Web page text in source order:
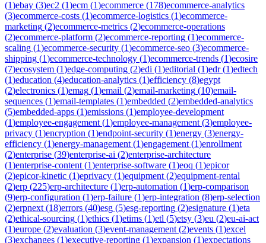
(1)ebay (3)ec2 (1)ecm (1)ecommerce (178)ecommerce-analytics
(3)ecommerce-costs (1)ecommerce-logistics (1)ecommerce-
marketing (2)ecommerce-metrics (2)ecommerce-operations
(2)ecommerce-platform (2)ecommerce-reporting (1)ecommerce-
scaling (1)ecommerce-security (1)ecommerce-seo (3)ecommerce-
shipping (1)ecommerce-technology (1)ecommerce-trends (1)ecosire
(7)ecosystem (1)edge-computing (2)edi (1)editorial (1)edr(1)edtech
(1)education (4)education-analytics (1)efficiency (8)egypt
(2)electronics (1)emag (1)email (2)email-marketing (10)email-
sequences (1)email-templates (1)embedded (2)embedded-analytics
(5)embedded-apps (1)emissions (1)employee-development
(1)employee-engagement (1)employee-management (3)employee-
privacy (1)encryption (1)endpoint-security (1)energy (3)energy-
efficiency (1)energy-management (1)engagement (1)enrollment
(2)enterprise (39)enterprise-ai (2)enterprise-architecture
(1)enterprise-content (1)enterprise-software (1)eoq (1)epicor
(2)epicor-kinetic (1)eprivacy (1)equipment (2)equipment-rental
(2)erp (225)erp-architecture (1)erp-automation (1)erp-comparison
(9)erp-configuration (1)erp-failure (1)erp-integration (8)erp-selection
(2)erpnext (18)errors (40)esg (5)esg-reporting (2)esignature (1)eta
(2)ethical-sourcing (1)ethics (1)etims (1)etl (5)etsy (3)eu (2)eu-ai-act
(1)europe (2)evaluation (3)event-management (2)events (1)excel
(3)exchanges (1)executive-reporting (1)expansion (1)expectations